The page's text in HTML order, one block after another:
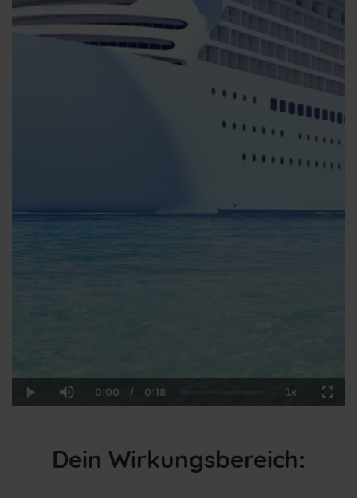
Play Mute
Current
Time
0:00 / Duration
0:18 Loaded
3.11%
1xPlayback
Rate
Dein Wirkungsbereich: